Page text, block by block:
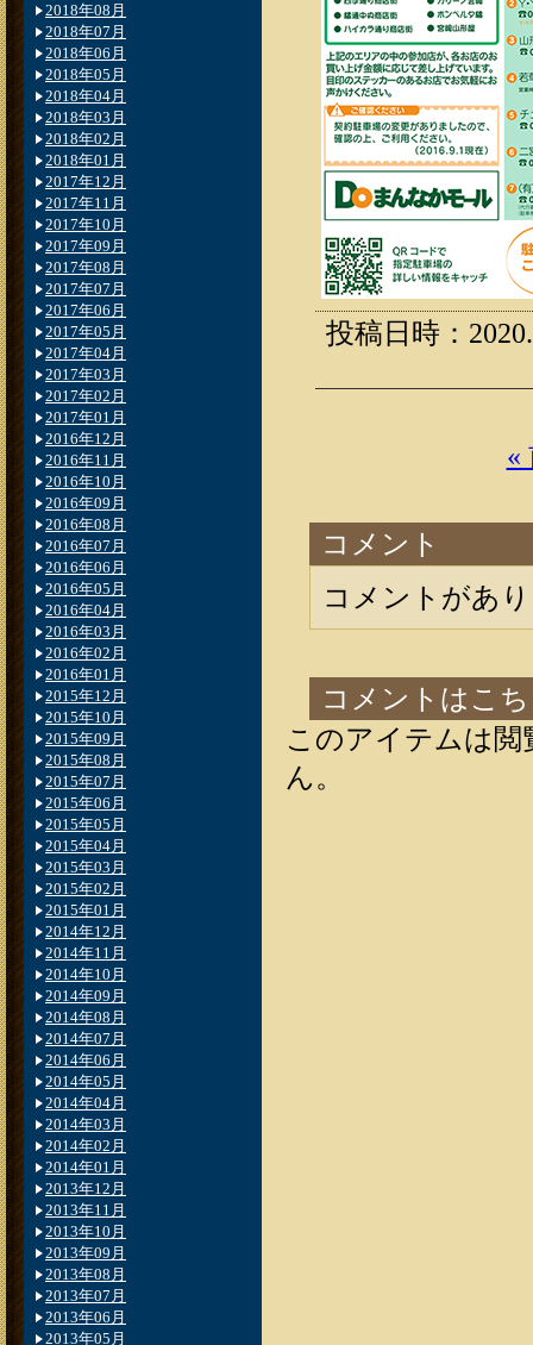
投稿日時：
«
コメント
コメントがあ
コメントはこ
このアイテムは
ん。
2018年08月
2018年07月
2018年06月
2018年05月
2018年04月
2018年03月
2018年02月
2018年01月
2017年12月
2017年11月
2017年10月
2017年09月
2017年08月
2017年07月
2017年06月
2017年05月
2017年04月
2017年03月
2017年02月
2017年01月
2016年12月
2016年11月
2016年10月
2016年09月
2016年08月
2016年07月
2016年06月
2016年05月
2016年04月
2016年03月
2016年02月
2016年01月
2015年12月
2015年10月
2015年09月
2015年08月
2015年07月
2015年06月
2015年05月
2015年04月
2015年03月
2015年02月
2015年01月
2014年12月
2014年11月
2014年10月
2014年09月
2014年08月
2014年07月
2014年06月
2014年05月
2014年04月
2014年03月
2014年02月
2014年01月
2013年12月
2013年11月
2013年10月
2013年09月
2013年08月
2013年07月
2013年06月
2013年05月